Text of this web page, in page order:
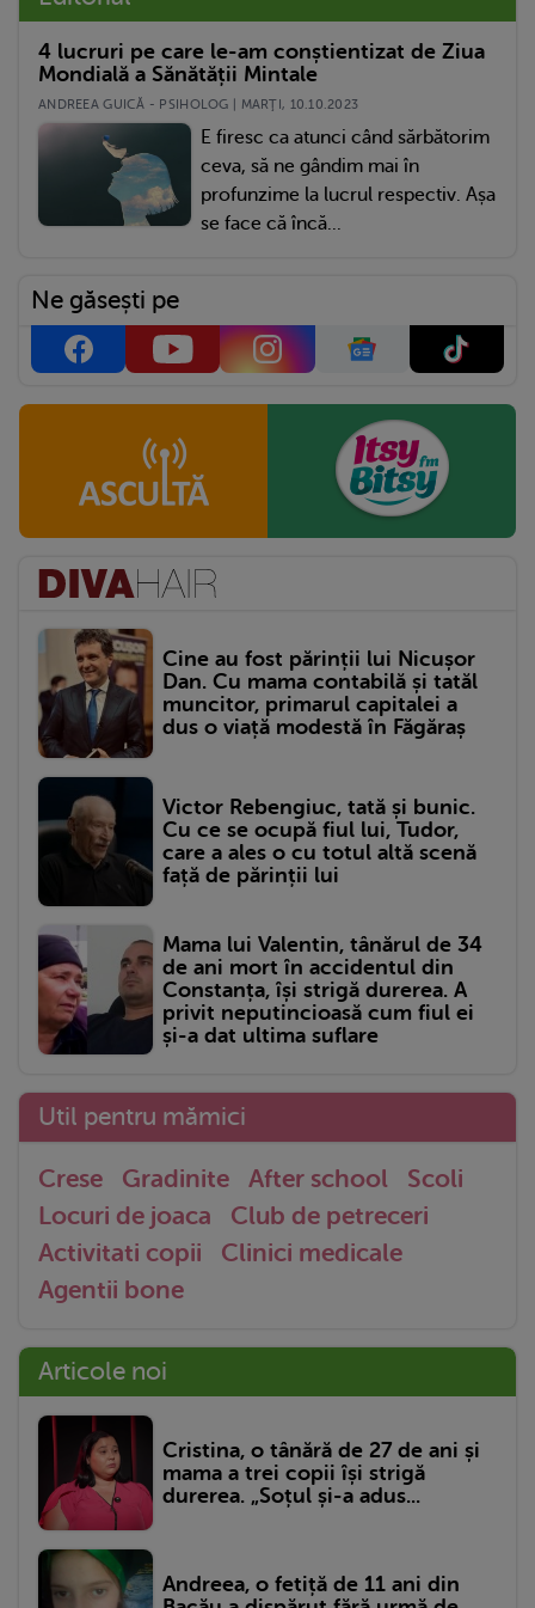
4 lucruri pe care le-am conștientizat de Ziua
Mondială a Sănătății Mintale
ANDREEA GUICĂ - PSIHOLOG | MARŢI, 10.10.2023
E firesc ca atunci când sărbătorim
ceva, să ne gândim mai în
profunzime la lucrul respectiv. Așa
se face că încă...
Ne găsești pe
Cine au fost părinții lui Nicușor
Dan. Cu mama contabilă și tatăl
muncitor, primarul capitalei a
dus o viață modestă în Făgăraș
Victor Rebengiuc, tată și bunic.
Cu ce se ocupă fiul lui, Tudor,
care a ales o cu totul altă scenă
față de părinții lui
Mama lui Valentin, tânărul de 34
de ani mort în accidentul din
Constanța, își strigă durerea. A
privit neputincioasă cum fiul ei
și-a dat ultima suflare
Util pentru mămici
Crese Gradinite After school
Scoli
Locuri de joaca
Club de petreceri
Activitati copii
Clinici medicale
Agentii bone
Articole noi
Cristina, o tânără de 27 de ani și
mama a trei copii își strigă
durerea. „Soțul și-a adus...
Andreea, o fetiță de 11 ani din